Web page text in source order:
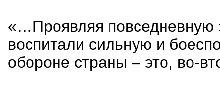
«…Проявляя повседневную
воспитали сильную и
обороне страны – это, во-